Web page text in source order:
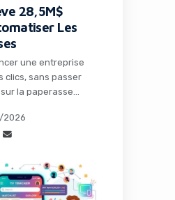
28,5M$
Les
une entreprise
clics, sans passer
la paperasse
la recherche de
C’est
qui vient de
de dollars
radicalement
2026